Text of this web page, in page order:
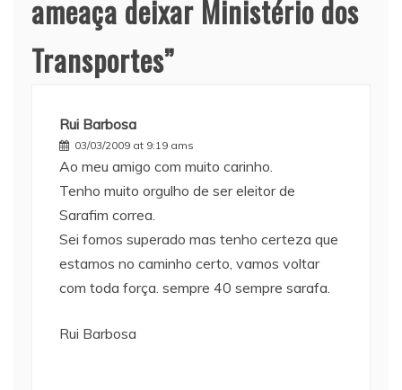
ameaça deixar Ministério dos
Transportes”
Rui Barbosa
03/03/2009 at 9:19 ams
Ao meu amigo com muito carinho.
Tenho muito orgulho de ser eleitor de
Sarafim correa.
Sei fomos superado mas tenho certeza que
estamos no caminho certo, vamos voltar
com toda força. sempre 40 sempre sarafa.
Rui Barbosa